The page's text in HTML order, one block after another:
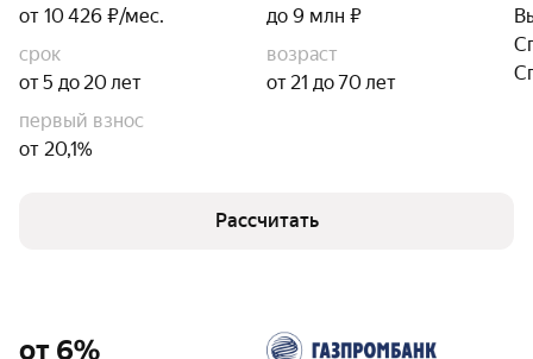
от 10 426 ₽/мес.
до 9 млн ₽
срок
от 5 до 20 лет
возраст
от 21 до 70 лет
первый взнос
от 20,1%
Рассчитать
от 6%